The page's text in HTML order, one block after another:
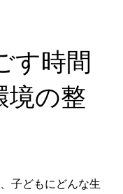
す時間
境の整
子どもにどんな生